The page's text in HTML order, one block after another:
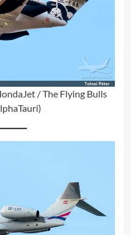
/ The Flying Bulls